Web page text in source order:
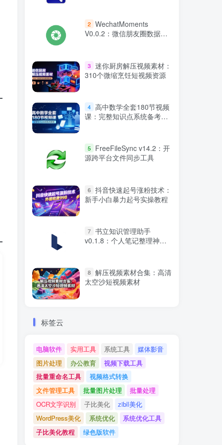
2 WechatMoments
V0.0.2：微信朋友圈数据导
3 迷你厨房解压视频素材：
310个微缩烹饪短视频资源
4 高中数学全套180节视频
课：完整知识点系统备考教
5
FreeFileSync v14.2：开
源跨平台文件同步工具
6 抖音快速起号涨粉技术：
新手小白暴力起号实操教程
7 书立知识管理助手
v0.1.8：个人笔记整理神器
8 解压视频素材合集：高清
太空沙短视频素材
标签云
电脑软件 实用工具 系统工具
媒体影音
图片处理
办公教育
视频下载工具
批量重命名工具
视频格式转换
文件管理工具
批量图片处理
批量处理
OCR文字识别
子比美化
zibll美化
WordPress美化
系统优化
系统优化工具
子比美化教程
绿色版软件